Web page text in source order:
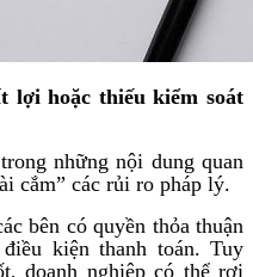
lợi hoặc thiếu kiểm soát
những nội dung quan
cắm” các rủi ro pháp lý.
bên có quyền thỏa thuận
kiện thanh toán. Tuy
doanh nghiệp có thể rơi